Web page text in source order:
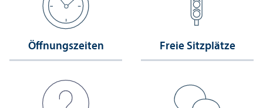
Öffnungs­zeiten Freie Sitzplätze